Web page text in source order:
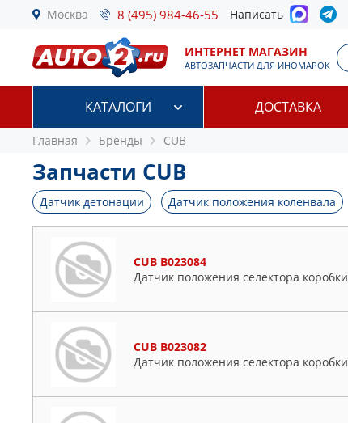
Москва 8 (495) 984-46-55 Написать
ИНТЕРНЕТ МАГАЗИН
АВТОЗАПЧАСТИ ДЛЯ ИНОМАРОК
КАТАЛОГИ ДОСТАВКА
Главная Бренды CUB
Запчасти CUB
Датчик детонации Датчик положения коленвала
CUB B023084
Датчик положения селектора
CUB B023082
Датчик положения селектора